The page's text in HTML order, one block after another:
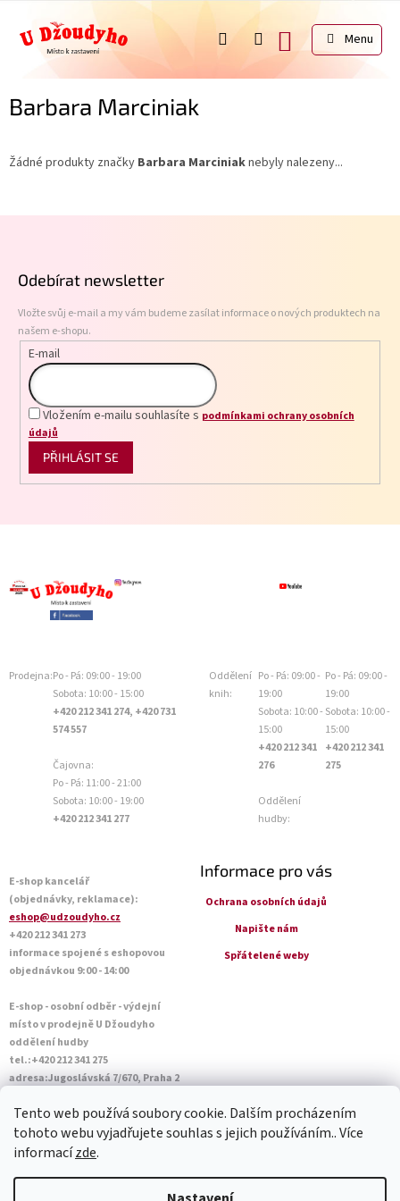
Tento web používá soubory cookie. Dalším procházením
tohoto webu vyjadřujete souhlas s jejich používáním.. Více
informacízde.
obsah
NÁKUPNÍ
KOŠÍK
Barbara Marciniak
Žádné produkty značky Barbara Marciniaknebyly nalezeny...
Odebírat newsletter
Vložte svůj e-mail a my vám budeme zasílat informace o nových produktech na
našem e-shopu.
E-mail
Vložením e-mailu souhlasíte s podmínkami ochrany osobních
údajů
PŘIHLÁSIT SE
Prodejna:Po - Pá: 09:00 - 19:00
Sobota: 10:00 - 15:00
+420 212 341 274, +420 731
574 557
Čajovna:
Po - Pá: 11:00 - 21:00
Sobota: 10:00 - 19:00
+420 212 341 277
Oddělení
knih:
Po - Pá: 09:00 -
19:00
Sobota: 10:00 -
15:00
+420 212 341
276
Oddělení
hudby:
Po - Pá: 09:00 -
19:00
Sobota: 10:00 -
15:00
+420 212 341
275
E-shop kancelář
(objednávky, reklamace):
eshop@udzoudyho.cz
+420 212 341 273
informace spojené s eshopovou
objednávkou 9:00 - 14:00
E-shop - osobní odběr - výdejní
místo v prodejně U Džoudyho
oddělení hudby
tel.:+420 212 341 275
adresa:Jugoslávská 7/670, Praha 2
Sobota: 10:00 - 14:45
Informace pro vás
Ochrana osobních údajů
Napište nám
Spřátelené weby